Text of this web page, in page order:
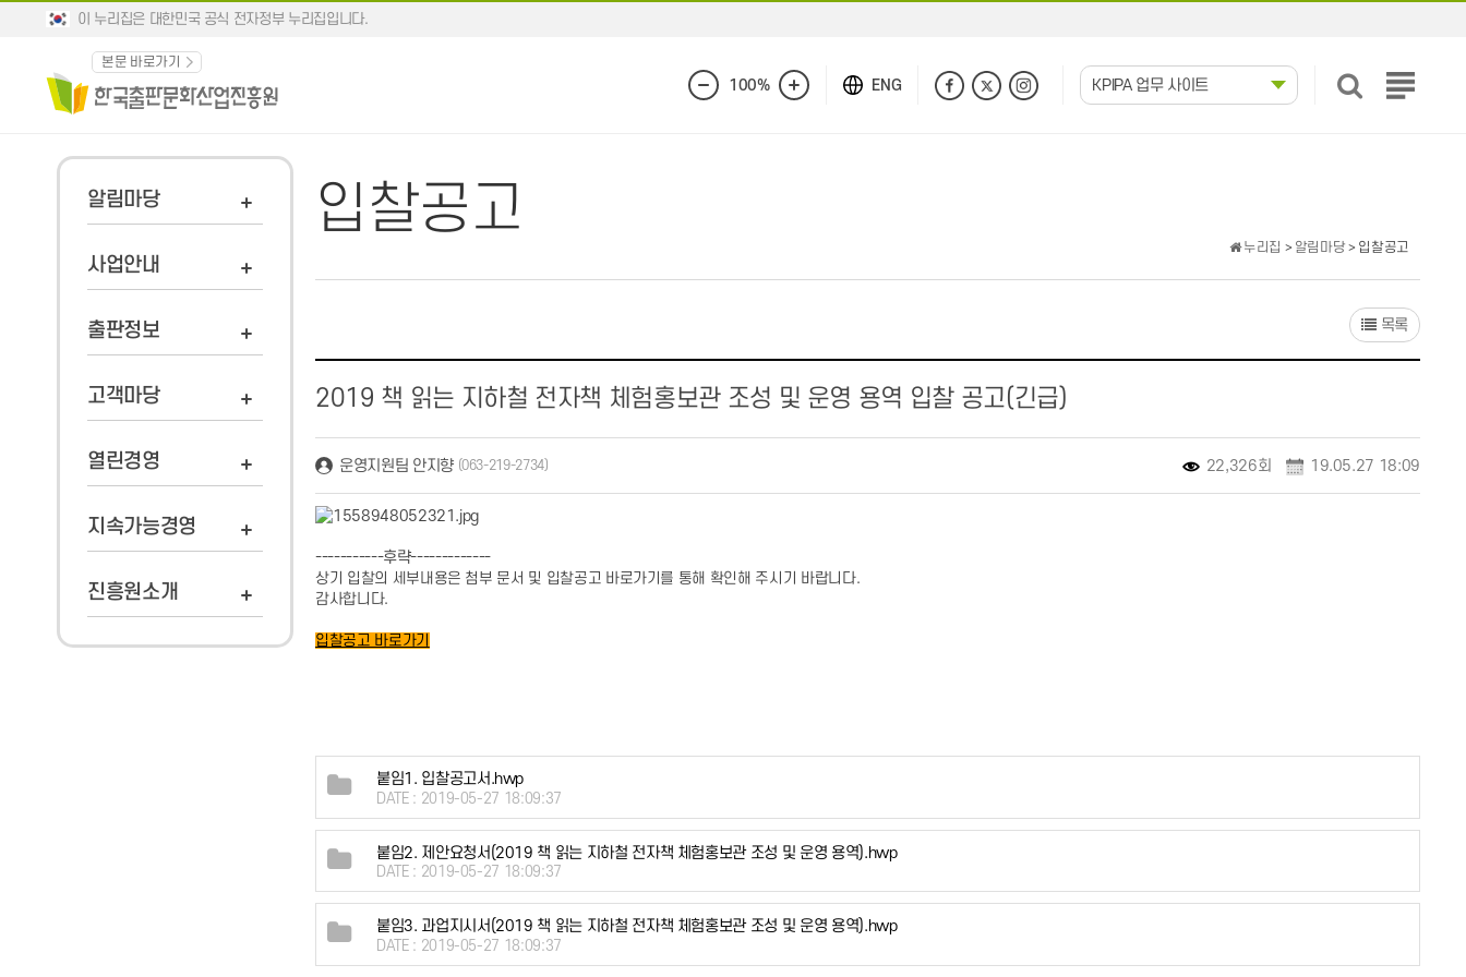
이 누리집은 대한민국 공식 전자정부 누리집입니다.
본문 바로가기
화
100%
화
ENG KPIPA 업무 사이트
전
알림마당
사업안내
출판정보
고객마당
열린경영
지속가능경영
진흥원소개
입찰공고
누리집 > 알림마당 > 입찰공고
목록
2019 책 읽는 지하철 전자책 체험홍보관 조성 및 운영 용역 입찰 공고(긴급)
운영지원팀 안지향 (063-219-2734) 22,326회 19.05.27 18:09
-----------후략-------------
상기 입찰의 세부내용은 첨부 문서 및 입찰공고 바로가기를 통해 확인해 주시기 바랍니다.
감사합니다.
입찰공고 바로가기
붙임1. 입찰공고서.hwp
DATE : 2019-05-27 18:09:37
붙임2. 제안요청서(2019 책 읽는 지하철 전자책 체험홍보관 조성 및 운영 용역).hwp
DATE : 2019-05-27 18:09:37
붙임3. 과업지시서(2019 책 읽는 지하철 전자책 체험홍보관 조성 및 운영 용역).hwp
DATE : 2019-05-27 18:09:37